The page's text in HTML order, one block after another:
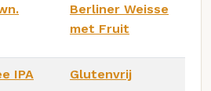
Berliner Weisse
met Fruit
IPA Glutenvrij